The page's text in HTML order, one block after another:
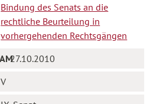
Bindung des Senats an die
rechtliche Beurteilung in
vorhergehenden Rechtsgängen
27.10.2010
V